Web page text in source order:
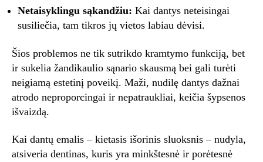
Netaisyklingu sąkandžiu: Kai dantys neteisingai
susiliečia, tam tikros jų vietos labiau dėvisi.
Šios problemos ne tik sutrikdo kramtymo funkciją, bet
ir sukelia žandikaulio sąnario skausmą bei gali turėti
neigiamą estetinį poveikį. Maži, nudilę dantys dažnai
atrodo neproporcingai ir nepatraukliai, keičia šypsenos
išvaizdą.
Kai dantų emalis – kietasis išorinis sluoksnis – nudyla,
atsiveria dentinas, kuris yra minkštesnė ir porėtesnė